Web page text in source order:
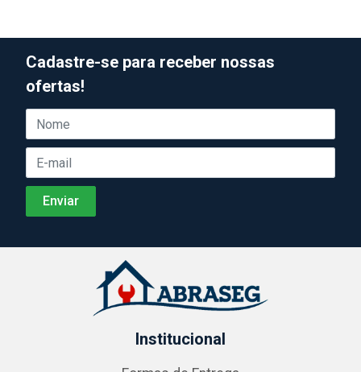
Cadastre-se para receber nossas
ofertas!
Institucional